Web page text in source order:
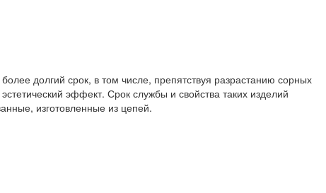
долгий срок, в том числе, препятствуя разрастанию сорных
эффект. Срок службы и свойства таких изделий
изготовленные из цепей.